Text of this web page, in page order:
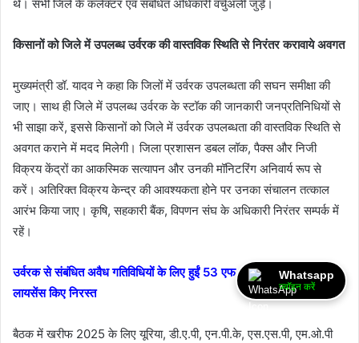
थे। सभी जिले के कलेक्टर एवं संबंधित अधिकारी वर्चुअली जुड़े।
किसानों को जिले में उपलब्ध उर्वरक की वास्तविक स्थिति से निरंतर करावाये अवगत
मुख्यमंत्री डॉ. यादव ने कहा कि जिलों में उर्वरक उपलब्धता की सघन समीक्षा की
जाए। साथ ही जिले में उपलब्ध उर्वरक के स्टॉक की जानकारी जनप्रतिनिधियों से
भी साझा करें, इससे किसानों को जिले में उर्वरक उपलब्धता की वास्तविक स्थिति से
अवगत कराने में मदद मिलेगी। जिला प्रशासन डबल लॉक, पैक्स और निजी
विक्रय केंद्रों का आकस्मिक सत्यापन और उनकी मॉनिटरिंग अनिवार्य रूप से
करें। अतिरिक्त विक्रय केन्द्र की आवश्यकता होने पर उनका संचालन तत्काल
आरंभ किया जाए। कृषि, सहकारी बैंक, विपणन संघ के अधिकारी निरंतर सम्पर्क में
रहें।
उर्वरक से संबंधित अवैध गतिविधियों के लिए हुईं 53 एफ.आई.आर और 88
लायसेंस किए निरस्त
बैठक में खरीफ 2025 के लिए यूरिया, डी.ए.पी, एन.पी.के, एस.एस.पी, एम.ओ.पी
Whatsapp
ज्वॉइन करें